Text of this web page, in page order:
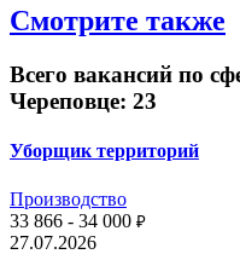
Смотрите также
Всего вакансий по
Череповце: 23
Уборщик территорий
Производство
33 866 - 34 000 ₽
27.07.2026